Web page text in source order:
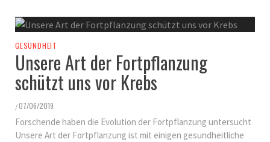
GESUNDHEIT
Unsere Art der Fortpflanzung
schützt uns vor Krebs
/07/06/2019
Forschende haben die Evolution der Fortpflanzung untersucht
Unsere Art der Fortpflanzung ist mit einigen gesundheitliche